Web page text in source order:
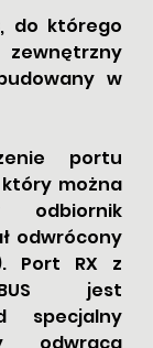
do którego
w
portu
można
odbiornik
odwrócony
Port RX z
jest
specjalny